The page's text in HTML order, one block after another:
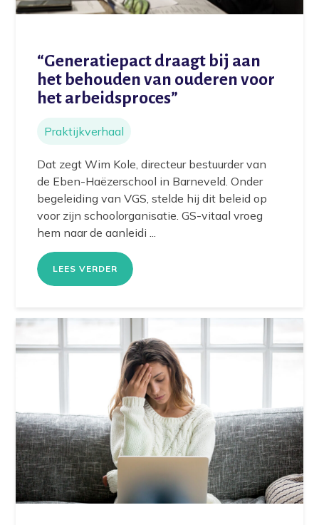
“Generatiepact draagt bij aan
het behouden van ouderen voor
het arbeidsproces”
Praktijkverhaal
Dat zegt Wim Kole, directeur bestuurder van
de Eben-Haëzerschool in Barneveld. Onder
begeleiding van VGS, stelde hij dit beleid op
voor zijn schoolorganisatie. GS-vitaal vroeg
hem naar de aanleidi ...
LEES VERDER